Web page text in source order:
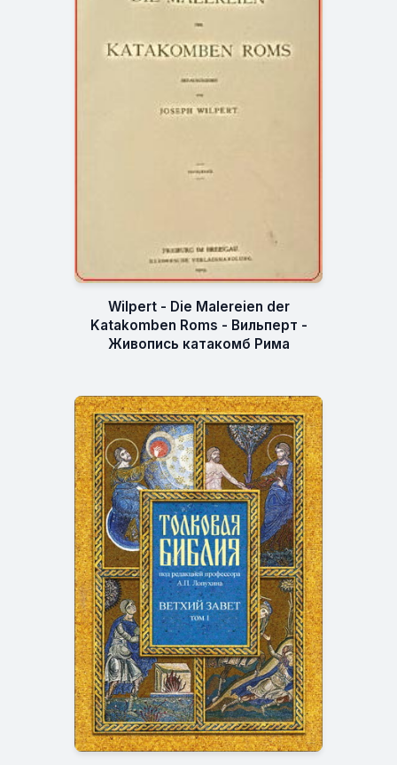
Wilpert - Die Malereien der
Katakomben Roms - Вильперт -
Живопись катакомб Рима